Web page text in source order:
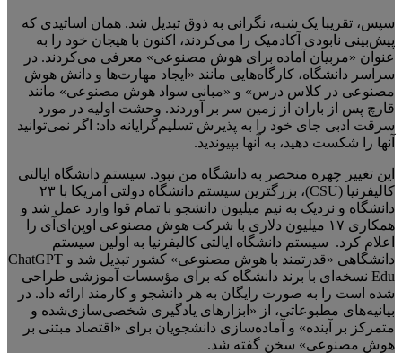
سپس، تقریبا یک شبه، نگرانی به ذوق تبدیل شد. همان اساتیدی که
پیش‌بینی نابودی آکادمیک را می‌کردند، اکنون با هیجان خود را به
عنوان «مربیان آماده برای هوش مصنوعی» معرفی می‌کردند. در
سراسر دانشگاه، کارگاه‌هایی مانند «ایجاد مهارت‌ها و دانش هوش
مصنوعی در کلاس درس» و «مبانی سواد هوش مصنوعی» مانند
قارچ پس از باران از زمین سر بر آوردند. وحشت اولیه در مورد
سرقت ادبی جای خود را به پذیرش تسلیم‌گرایانه داد: اگر نمی‌توانید
آنها را شکست دهید، به آنها بپیوندید.
این تغییر چهره منحصر به دانشگاه من نبود. سیستم دانشگاه ایالتی
کالیفرنیا (CSU)، بزرگترین سیستم دانشگاه دولتی آمریکا با ۲۳
دانشگاه و نزدیک به نیم میلیون دانشجو با تمام قوا وارد عمل شد و
همکاری ۱۷ میلیون دلاری با شرکت هوش مصنوعی اوپن‌ای‌آی را
اعلام کرد. سیستم دانشگاه ایالتی کالیفرنیا به اولین سیستم
دانشگاهی «قدرتمند با هوش مصنوعی» کشور تبدیل شد و ChatGPT
Edu نسخه‌ای با برند دانشگاه که برای مؤسسات آموزشی طراحی
شده است را به صورت رایگان به هر دانشجو و کارمند ارائه داد. در
بیانیه‌های مطبوعاتی، از «ابزارهای یادگیری شخصی‌سازی‌شده و
متمرکز بر آینده» و آماده‌سازی دانشجویان برای «اقتصاد مبتنی بر
هوش مصنوعی» سخن گفته شد.